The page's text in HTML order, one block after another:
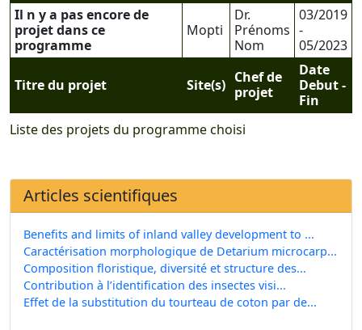
Liste des projets du programme choisi
Titre du projet Site(s) Chef de
projet
Date
Debut -
Fin
Il n y a pas encore de
projet dans ce
programme
Mopti
Dr.
Prénoms
Nom
03/2019
-
05/2023
Articles scientifiques
Benefits and limits of inland valley development to ...
Caractérisation morphologique de Detarium microcarp...
Composition floristique, diversité et structure des...
Contribution à l’identification des insectes visi...
Effet de la substitution du tourteau de coton par de...